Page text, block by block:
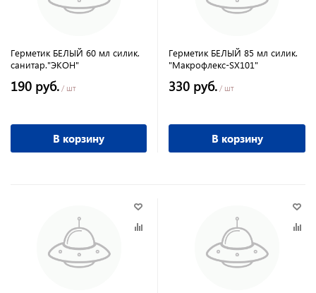
Герметик БЕЛЫЙ 60 мл силик.
санитар."ЭКОН"
190 руб. / шт
В корзину
Герметик БЕЛЫЙ 85 мл силик.
"Макрофлекс-SX101"
330 руб. / шт
В корзину